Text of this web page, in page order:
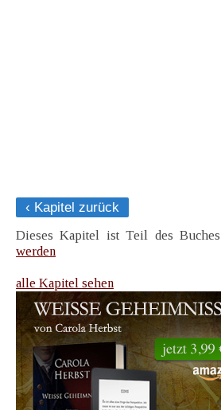
‹ Kapitel zurück
Dieses Kapitel ist Teil des Buches
werden
alle Kapitel sehen